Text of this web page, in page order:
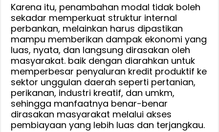
Karena itu, penambahan modal tidak boleh
sekadar memperkuat struktur internal
perbankan, melainkan harus dipastikan
mampu memberikan dampak ekonomi yang
luas, nyata, dan langsung dirasakan oleh
masyarakat. baik dengan diarahkan untuk
memperbesar penyaluran kredit produktif ke
sektor unggulan daerah seperti pertanian,
perikanan, industri kreatif, dan umkm,
sehingga manfaatnya benar-benar
dirasakan masyarakat melalui akses
pembiayaan yang lebih luas dan terjangkau.